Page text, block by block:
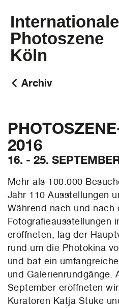
Internationale
Photoszene
Köln
Archiv
2016
16. - 25.
Mehr als 100.000
Jahr 110 Ausstellungen
Während nach und nach
Fotografieausstellungen
eröffneten, lag der
rund um die Photokina
und bat ein
und Galerienrundgänge.
September eröffneten
Kuratoren Katja Stuke